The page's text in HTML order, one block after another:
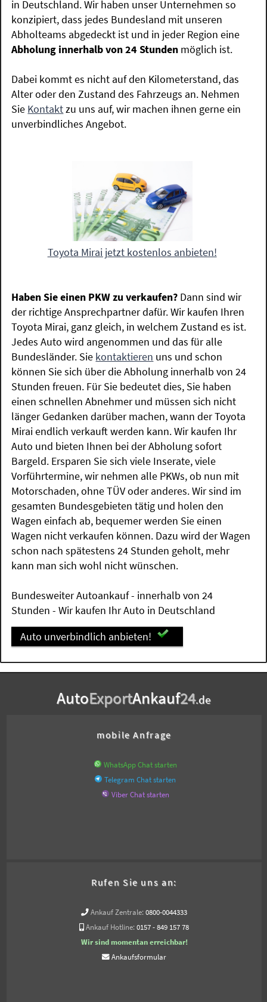
in Deutschland. Wir haben unser Unternehmen so
konzipiert, dass jedes Bundesland mit unseren
Abholteams abgedeckt ist und in jeder Region eine
Abholung innerhalb von 24 Stunden möglich ist.
Dabei kommt es nicht auf den Kilometerstand, das
Alter oder den Zustand des Fahrzeugs an. Nehmen
Sie Kontaktzu uns auf, wir machen ihnen gerne ein
unverbindliches Angebot.
Toyota Mirai jetzt kostenlos anbieten!
Haben Sie einen PKW zu verkaufen? Dann sind wir
der richtige Ansprechpartner dafür. Wir kaufen Ihren
Toyota Mirai, ganz gleich, in welchem Zustand es ist.
Jedes Auto wird angenommen und das für alle
Bundesländer. Sie kontaktieren uns und schon
können Sie sich über die Abholung innerhalb von 24
Stunden freuen. Für Sie bedeutet dies, Sie haben
einen schnellen Abnehmer und müssen sich nicht
länger Gedanken darüber machen, wann der Toyota
Mirai endlich verkauft werden kann. Wir kaufen Ihr
Auto und bieten Ihnen bei der Abholung sofort
Bargeld. Ersparen Sie sich viele Inserate, viele
Vorführtermine, wir nehmen alle PKWs, ob nun mit
Motorschaden, ohne TÜV oder anderes. Wir sind im
gesamten Bundesgebieten tätig und holen den
Wagen einfach ab, bequemer werden Sie einen
Wagen nicht verkaufen können. Dazu wird der Wagen
schon nach spätestens 24 Stunden geholt, mehr
kann man sich wohl nicht wünschen.
Bundesweiter Autoankauf - innerhalb von 24
Stunden - Wir kaufen Ihr Auto in Deutschland
Auto unverbindlich anbieten!
AutoExportAnkauf24.de
mobile Anfrage
WhatsApp Chat starten
Telegram Chat starten
Viber Chat starten
Rufen Sie uns an:
Ankauf Zentrale: 0800-0044333
Ankauf Hotline: 0157 - 849 157 78
Wir sind momentan erreichbar!
Ankaufsformular